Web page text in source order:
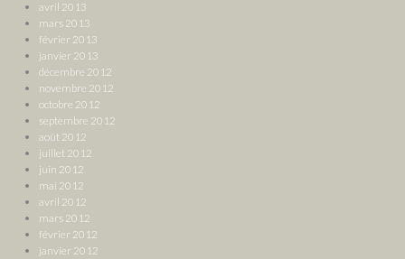
avril 2013
mars 2013
février 2013
janvier 2013
décembre 2012
novembre 2012
octobre 2012
septembre 2012
août 2012
juillet 2012
juin 2012
mai 2012
avril 2012
mars 2012
février 2012
janvier 2012